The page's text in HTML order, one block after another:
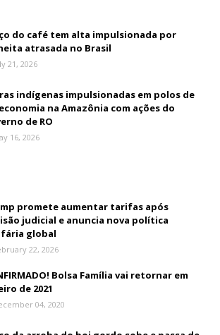
do café tem alta impulsionada por
atrasada no Brasil
21, 2026
indígenas impulsionadas em polos de
na Amazônia com ações do
de RO
16, 2026
promete aumentar tarifas após
judicial e anuncia nova política
global
22, 2026
Bolsa Família vai retornar em
de 2021
04, 2020